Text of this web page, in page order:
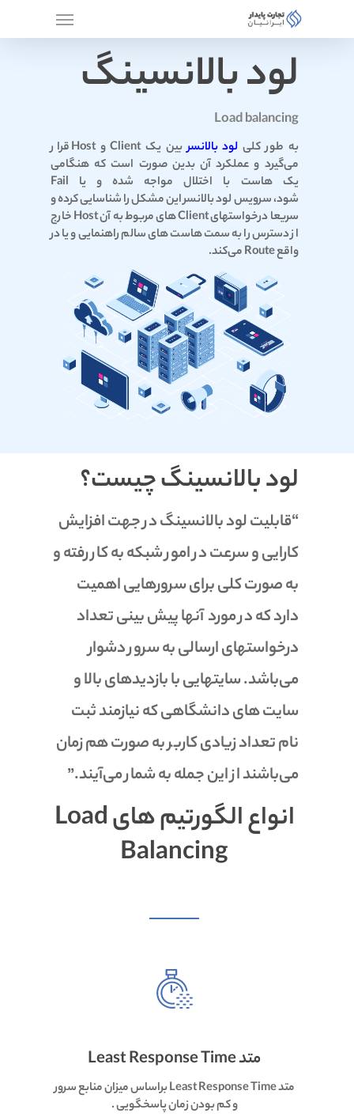
لود بالانسینگ
Load balancing
به طور کلی لود بالانسر
بین یک Client و Host قرار
می‌گیرد و عملکرد آن بدین صورت است که هنگامی
یک هاست با اختلال مواجه شده و یا Fail
شود، سرویس لود بالانسر این مشکل را شناسایی کرده و
سریعا درخواستهای Client های مربوط به آن Host خارج
از دسترس را به سمت هاست های سالم راهنمایی و یا در
واقع Route می‌کند.
لود بالانسینگ چیست؟
“قابلیت لود بالانسینگ در جهت افزایش
کارایی و سرعت در امور شبکه به کار رفته و
به صورت کلی برای سرورهایی اهمیت
دارد که در مورد آنها پیش بینی تعداد
درخواستهای ارسالی به سرور دشوار
می‌باشد. سایتهایی با بازدیدهای بالا و
سایت های دانشگاهی که نیازمند ثبت
نام تعداد زیادی کاربر به صورت هم زمان
می‌باشند از این جمله به شمار می‌آیند.”
انواع الگورتیم های Load
Balancing
متد Least Response Time
متد Least Response Time براساس میزان منابع سرور
و کم بودن زمان پاسخگویی .